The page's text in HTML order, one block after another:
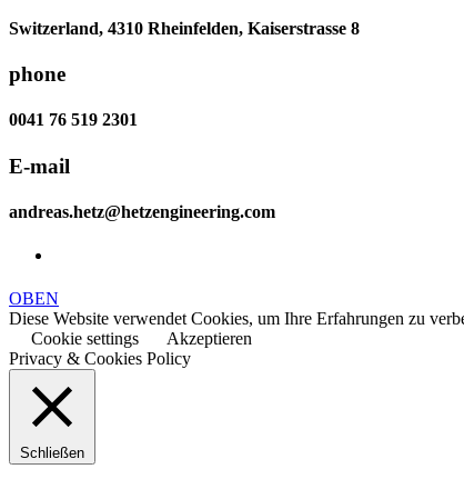
Switzerland, 4310 Rheinfelden, Kaiserstrasse 8
phone
0041 76 519 2301
E-mail
andreas.hetz@hetzengineering.com
OBEN
Diese Website verwendet Cookies, um Ihre Erfahrungen zu
Cookie settings
Akzeptieren
Privacy & Cookies Policy
Schließen